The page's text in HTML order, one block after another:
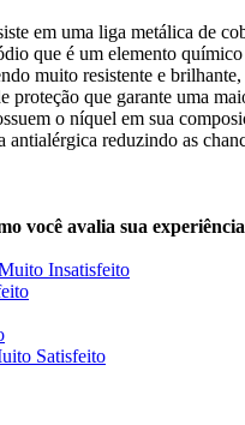
em uma liga metálica de
que é um elemento químico
muito resistente e brilhante,
proteção que garante uma
o níquel em sua
antialérgica reduzindo as
você avalia sua
Insatisfeito
Satisfeito